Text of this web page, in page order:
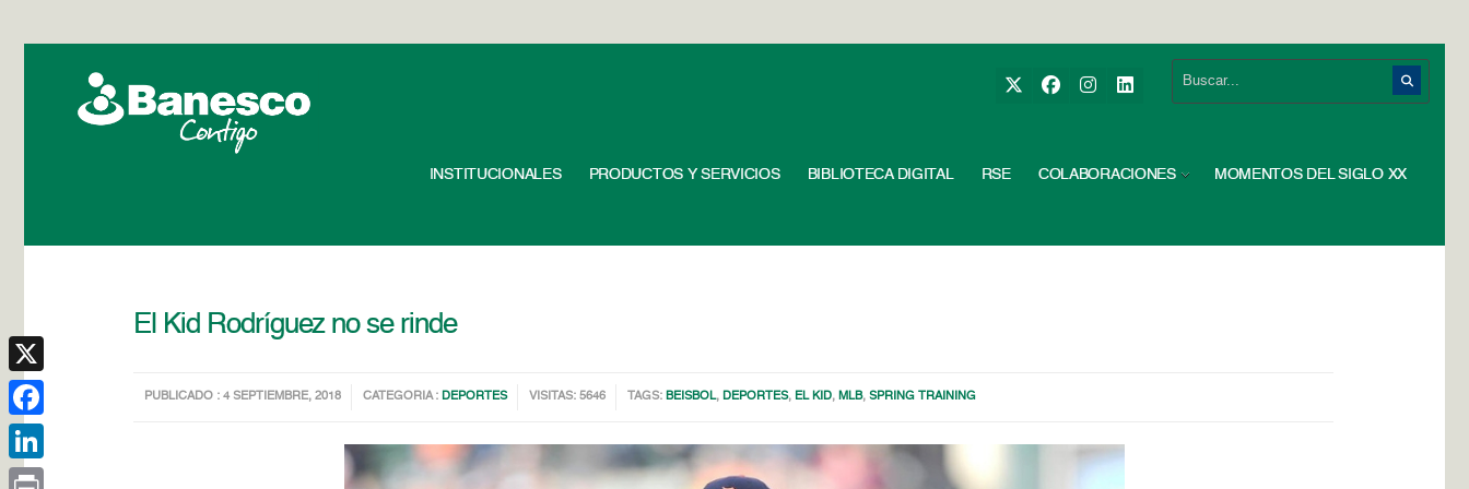
INSTITUCIONALES PRODUCTOS Y SERVICIOS BIBLIOTECA DIGITAL RSE COLABORACIONES MOMENTOS DEL SIGLO XX
El Kid Rodríguez no se rinde
PUBLICADO : 4 SEPTIEMBRE, 2018 CATEGORIA : DEPORTES VISITAS: 5646 TAGS: BEISBOL, DEPORTES, EL KID, MLB,SPRING TRAINING
X
Facebook
LinkedIn